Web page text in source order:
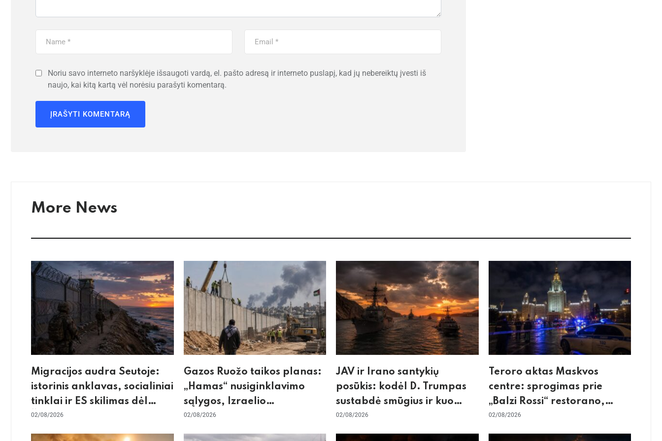
Noriu savo interneto naršyklėje išsaugoti vardą, el. pašto adresą ir interneto puslapį, kad jų nebereiktų įvesti iš
naujo, kai kitą kartą vėl norėsiu parašyti komentarą.
More News
Migracijos audra Seutoje:
istorinis anklavas, socialiniai
tinklai ir ES skilimas dėl
Šengeno zonos
02/08/2026
Gazos Ruožo taikos planas:
„Hamas“ nusiginklavimo
sąlygos, Izraelio
skepticizmas ir ES nerimas
02/08/2026
JAV ir Irano santykių
posūkis: kodėl D. Trumpas
sustabdė smūgius ir kuo
rizikuoja pasaulio
02/08/2026
Teroro aktas Maskvos
centre: sprogimas prie
„Balzi Rossi“ restorano,
mirtininkės apgulė ir tikrieji
02/08/2026